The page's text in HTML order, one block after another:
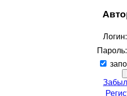
Логин:
Пароль: